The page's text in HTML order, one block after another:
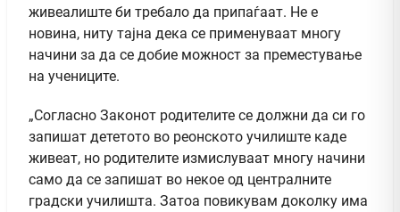
живеалиште би требало да припаѓаат. Не е
новина, ниту тајна дека се применуваат многу
начини за да се добие можност за преместување
на учениците.
„Согласно Законот родителите се должни да си го
запишат дететото во реонското училиште каде
живеат, но родителите измислуваат многу начини
само да се запишат во некое од централните
градски училишта. Затоа повикувам доколку има